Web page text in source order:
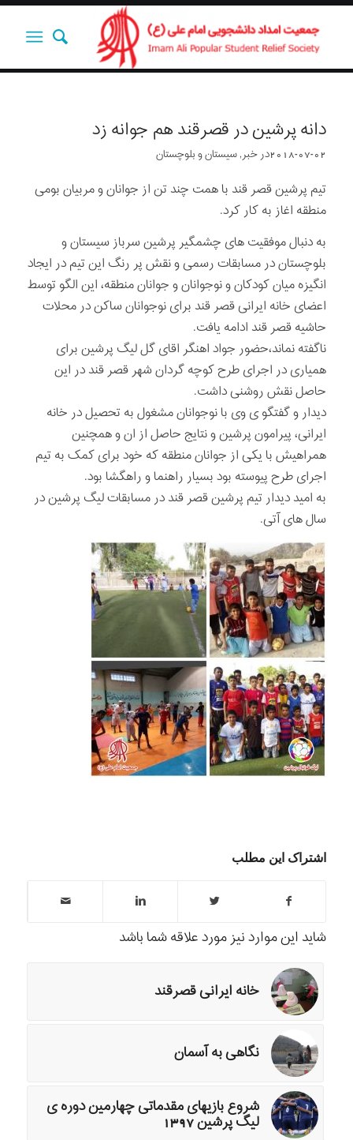
دانه پرشین در قصرقند هم جوانه زد
2018-07-02درخبر,سیستان و بلوچستان
تیم پرشین قصر قند با همت چند تن از جوانان و مربیان بومی
منطقه اغاز به کار کرد.
به دنبال موفقیت های چشمگیر پرشین سرباز سیستان و
بلوچستان در مسابقات رسمی و نقش پر رنگ این تیم در ایجاد
انگیزه میان کودکان و نوجوانان و جوانان منطقه، این الگو توسط
اعضای خانه ایرانی قصر قند برای نوجوانان ساکن در محلات
حاشیه قصر قند ادامه يافت.
ناگفته نماند،حضور جواد اهنگر اقای گل لیگ پرشین برای
همیاری در اجرای طرح کوچه گردان شهر قصر قند در این
حاصل نقش روشنی داشت.
دیدار و گفتگو ی وی با نوجوانان مشغول به تحصیل در خانه
ایرانی، پیرامون پرشین و نتایج حاصل از ان و همچنین
همراهیش با یکی از جوانان منطقه که خود برای کمک به تیم
اجرای طرح پیوسته بود بسیار راهنما و راهگشا بود.
به امید دیدار تیم پرشین قصر قند در مسابقات لیگ پرشین در
سال های آتی.
اشتراک این مطلب
شاید این موارد نیز مورد علاقه شما باشد
خانه ایرانی قصرقند
نگاهی به آسمان
شروع بازیهای مقدماتی چهارمین دوره ی
لیگ پرشین 1397